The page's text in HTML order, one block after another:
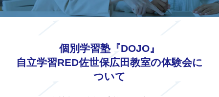
個別学習塾『DOJO』
自立学習RED佐世保広田教室の体験会に
ついて